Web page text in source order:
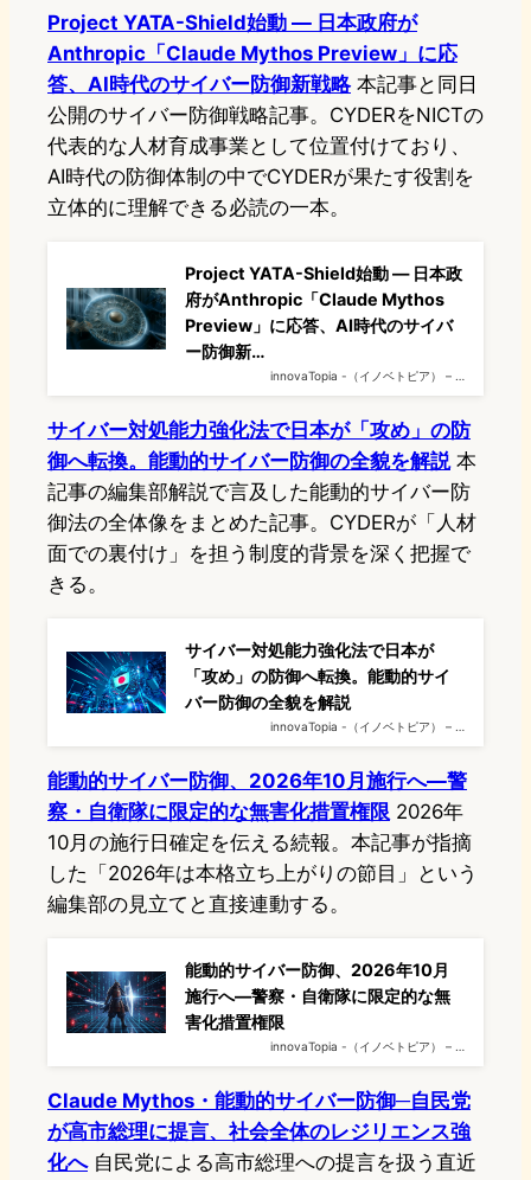
Project YATA-Shield始動 — 日本政府が
Anthropic「Claude Mythos Preview」に応
答、AI時代のサイバー防御新戦略本記事と同日
公開のサイバー防御戦略記事。CYDERをNICTの
代表的な人材育成事業として位置付けており、
AI時代の防御体制の中でCYDERが果たす役割を
立体的に理解できる必読の一本。
Project YATA-Shield始動 — 日本政
府がAnthropic「Claude Mythos
Preview」に応答、AI時代のサイバ
ー防御新…
innovaTopia -（イノベトピア） – …
サイバー対処能力強化法で日本が「攻め」の防
御へ転換。能動的サイバー防御の全貌を解説本
記事の編集部解説で言及した能動的サイバー防
御法の全体像をまとめた記事。CYDERが「人材
面での裏付け」を担う制度的背景を深く把握で
きる。
サイバー対処能力強化法で日本が
「攻め」の防御へ転換。能動的サイ
バー防御の全貌を解説
innovaTopia -（イノベトピア） – …
能動的サイバー防御、2026年10月施行へ—警
察・自衛隊に限定的な無害化措置権限 2026年
10月の施行日確定を伝える続報。本記事が指摘
した「2026年は本格立ち上がりの節目」という
編集部の見立てと直接連動する。
能動的サイバー防御、2026年10月
施行へ—警察・自衛隊に限定的な無
害化措置権限
innovaTopia -（イノベトピア） – …
Claude Mythos・能動的サイバー防御─自民党
が高市総理に提言、社会全体のレジリエンス強
化へ自民党による高市総理への提言を扱う直近